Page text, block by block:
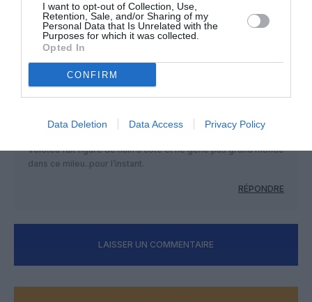
I want to opt-out of Collection, Use,
Retention, Sale, and/or Sharing of my
Personal Data that Is Unrelated with the
Purposes for which it was collected.
Opted In
CONFIRM
Data Deletion Data Access Privacy Policy
J’avais bien.lu. mais meme si en France les Low Cost se
constater qu’elles n’hésitent pas une seconde à se
Volotea fait figure de nain à côté et ne gêne pas grand monde
dans ce mileu..pour l’instant.
RÉPONDRE
LAISSER UN COMMENTAIRE